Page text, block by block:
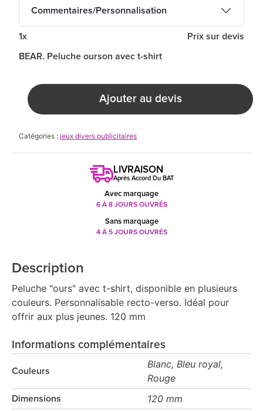
Commentaires/Personnalisation
1x Prix sur devis
BEAR. Peluche ourson avec t-shirt
Ajouter au devis
Catégories : jeux divers publicitaires
LIVRAISON
Après Accord Du BAT
Avec marquage
6 À 8 JOURS OUVRÉS
Sans marquage
4 À 5 JOURS OUVRÉS
Description
Peluche "ours" avec t-shirt, disponible en plusieurs
couleurs. Personnalisable recto-verso. Idéal pour
offrir aux plus jeunes. 120 mm
Informations complémentaires
Couleurs
Blanc, Bleu royal,
Rouge
Dimensions 120 mm